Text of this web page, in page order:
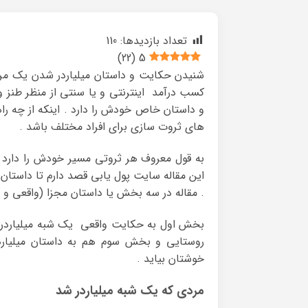
تعداد بازدیدها: 110
5
(
22
)
شنیدن حکایت و داستان میلیاردر شدن یک
کسب درآمد اینترنتی و یا سنتی از منظر طنز
و داستان خاص خودش را دارد . اینکه از چه
های ثروت سازی برای افراد مختلف باشد .
به قول معروف هر ثروتی مسیر خودش را
این مقاله سایت پول یابی قصد دارم تا
. مقاله در سه بخش یا داستان مجزا (واقعی
بخش اول به حکایت واقعی یک شبه
روستایی و بخش سوم هم به داستان
خوشتان بیاید .
مردی که یک شبه میلیاردر شد